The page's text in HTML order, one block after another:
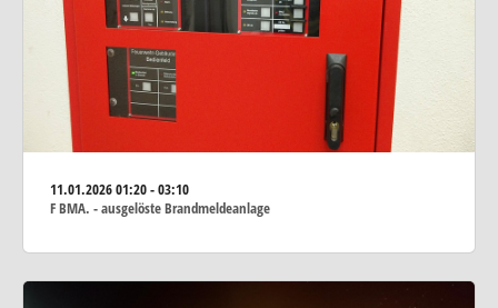
11.01.202601:20 - 03:10
F BMA. - ausgelöste Brandmeldeanlage